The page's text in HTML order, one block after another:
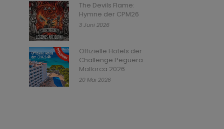
The Devils Flame:
Hymne der CPM26
3 Juni 2026
Offizielle Hotels der
Challenge Peguera
Mallorca 2026
20 Mai 2026